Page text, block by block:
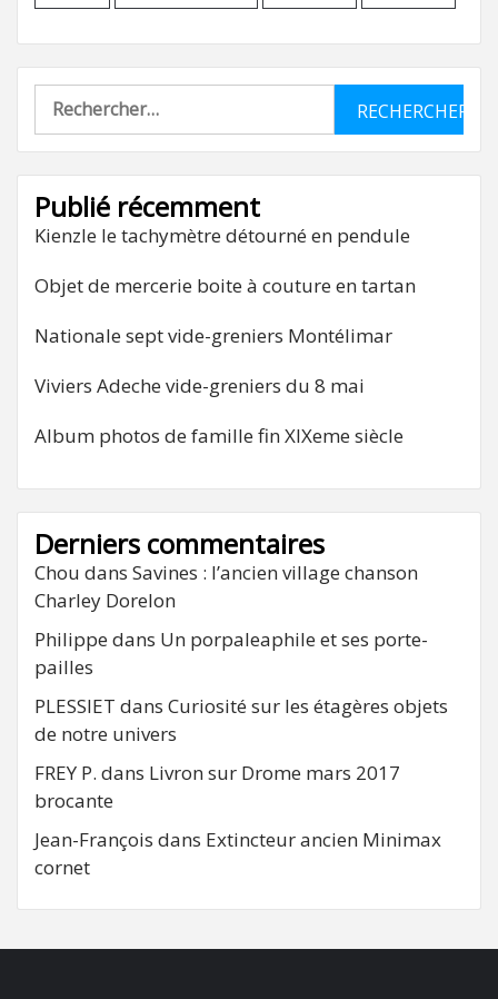
Rechercher :
Publié récemment
Kienzle le tachymètre détourné en pendule
Objet de mercerie boite à couture en tartan
Nationale sept vide-greniers Montélimar
Viviers Adeche vide-greniers du 8 mai
Album photos de famille fin XIXeme siècle
Derniers commentaires
Chou dans Savines : l’ancien village chanson
Charley Dorelon
Philippe dans Un porpaleaphile et ses porte-
pailles
PLESSIET dans Curiosité sur les étagères objets
de notre univers
FREY P. dans Livron sur Drome mars 2017
brocante
Jean-François dans Extincteur ancien Minimax
cornet